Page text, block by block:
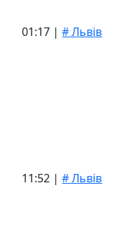
01:17 |# Львів
11:52 |# Львів